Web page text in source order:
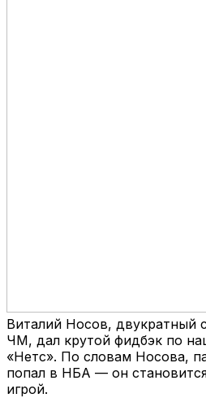
Виталий Носов, двукратный
ЧМ, дал крутой фидбэк по
«Нетс». По словам Носова,
попал в НБА — он
игрой.